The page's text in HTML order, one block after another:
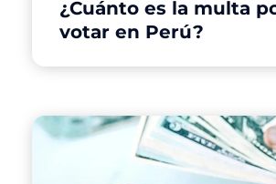
¿Cuánto es la multa
votar en Perú?